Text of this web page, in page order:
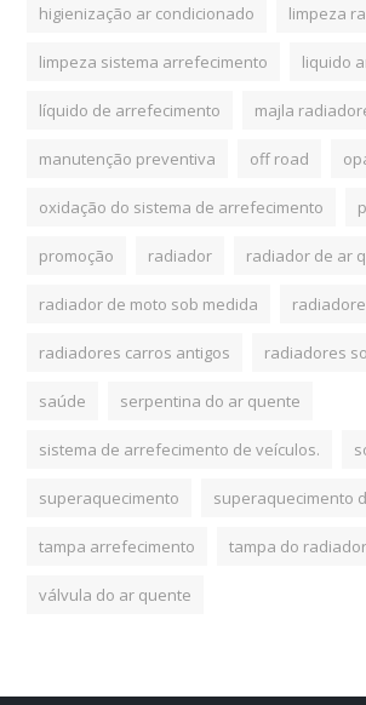
higienização ar condicionado limpeza
limpeza sistema arrefecimento liquido
líquido de arrefecimento majla
manutenção preventiva off road
oxidação do sistema de arrefecimento
promoção radiador radiador de ar
radiador de moto sob medida
radiadores carros antigos radiadores
saúde serpentina do ar quente
sistema de arrefecimento de veículos.
superaquecimento superaquecimento
tampa arrefecimento tampa do radiador
válvula do ar quente